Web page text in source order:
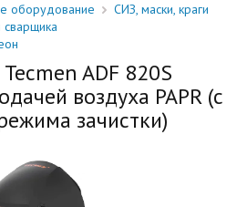
оборудование
СИЗ, маски, краги
ADF 820S
воздуха PAPR (с
зачистки)